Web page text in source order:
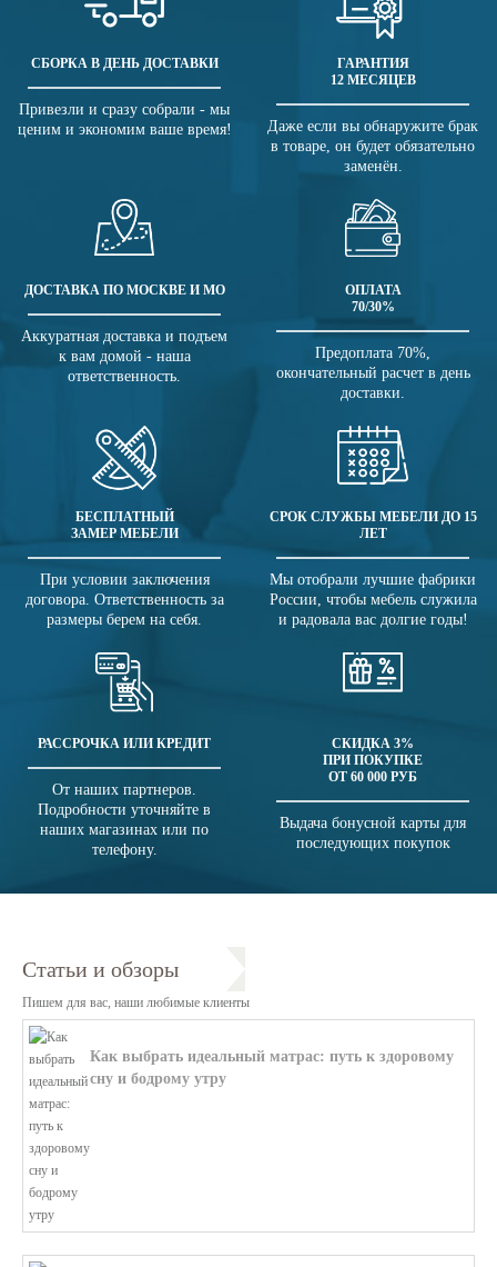
СБОРКА В ДЕНЬ ДОСТАВКИ
Привезли и сразу собрали - мы
ценим и экономим ваше время!
ГАРАНТИЯ
12 МЕСЯЦЕВ
Даже если вы обнаружите брак
в товаре, он будет обязательно
заменён.
ДОСТАВКА ПО МОСКВЕ И МО
Аккуратная доставка и подъем
к вам домой - наша
ответственность.
ОПЛАТА
70/30%
Предоплата 70%,
окончательный расчет в день
доставки.
БЕСПЛАТНЫЙ
ЗАМЕР МЕБЕЛИ
При условии заключения
договора. Ответственность за
размеры берем на себя.
СРОК СЛУЖБЫ МЕБЕЛИ ДО 15
ЛЕТ
Мы отобрали лучшие фабрики
России, чтобы мебель служила
и радовала вас долгие годы!
РАССРОЧКА ИЛИ КРЕДИТ
От наших партнеров.
Подробности уточняйте в
наших магазинах или по
телефону.
СКИДКА 3%
ПРИ ПОКУПКЕ
ОТ 60 000 РУБ
Выдача бонусной карты для
последующих покупок
Статьи и обзоры
Пишем для вас, наши любимые клиенты
Как выбрать идеальный матрас: путь к здоровому
сну и бодрому утру